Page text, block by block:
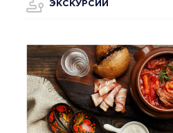
ЭКСКУРСИИ